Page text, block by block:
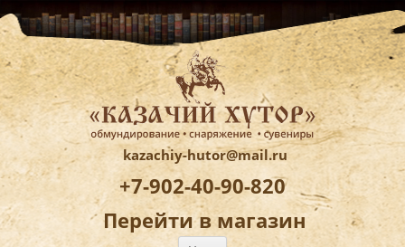
kazachiy-hutor@mail.ru
+7-902-40-90-820
Перейти в магазин
Перейти